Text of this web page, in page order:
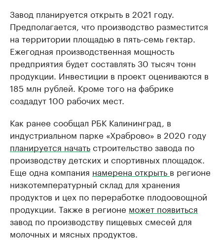
Завод планируется открыть в 2021 году.
Предполагается, что производство разместится
на территории площадью в пять-семь гектар.
Ежегодная производственная мощность
предприятия будет составлять 30 тысяч тонн
продукции. Инвестиции в проект оцениваются в
185 млн рублей. Кроме того на фабрике
создадут 100 рабочих мест.
Как ранее сообщал РБК Калининград, в
индустриальном парке «Храброво» в 2020 году
планируется начатьстроительство завода по
производству детских и спортивных площадок.
Еще одна компания намерена открыть в регионе
низкотемпературный склад для хранения
продуктов и цех по переработке плодоовощной
продукции. Также в регионе может появиться
завод по производству пищевых смесей для
молочных и мясных продуктов.